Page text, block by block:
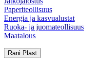
Paperiteollisuus
Energia ja kasvualustat
Ruoka- ja juomateollisuus
Maatalous
Rani Plast